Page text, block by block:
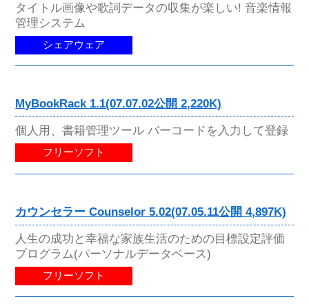
タイトル画像や歌詞データの収集が楽しい! 音楽情報
管理システム
シェアウェア
MyBookRack 1.1(07.07.02公開 2,220K)
個人用、書籍管理ツール バーコードを入力して登録
フリーソフト
カウンセラー Counselor 5.02(07.05.11公開 4,897K)
人生の成功と幸福な家族生活のための目標設定評価
プログラム(パーソナルデータベース)
フリーソフト